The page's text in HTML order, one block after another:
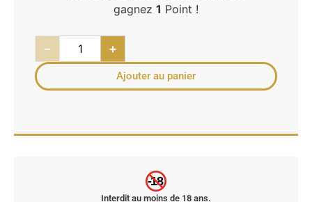
gagnez 1 Point !
− +
Ajouter au panier
-18
Interdit au moins de 18 ans.